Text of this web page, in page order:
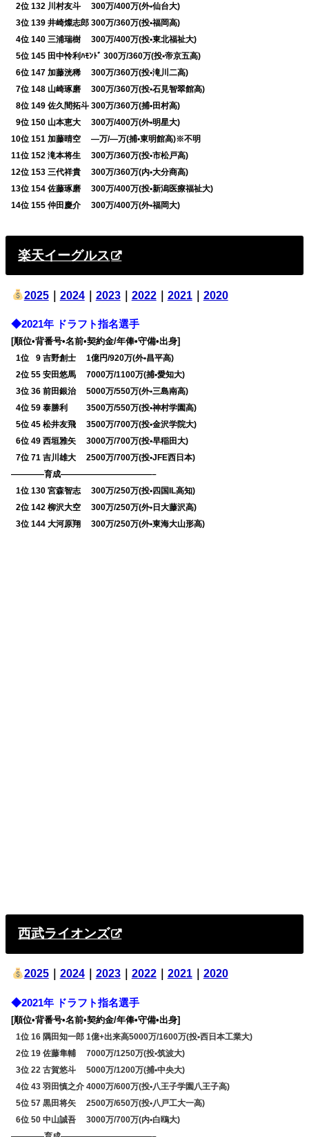
02位 132 川村友斗 300万/400万(外•仙台大)
03位 139 井崎燦志郎 300万/360万(投•福岡高)
04位 140 三浦瑞樹 300万/400万(投•東北福祉大)
05位 145 田中怜利ﾊﾓﾝﾄﾞ 300万/360万(投•帝京五高)
06位 147 加藤洸稀 300万/360万(投•滝川二高)
07位 148 山崎琢磨 300万/360万(投•石見智翠館高)
08位 149 佐久間拓斗 300万/360万(捕•田村高)
09位 150 山本恵大 300万/400万(外•明星大)
10位 151 加藤晴空 —万/—万(捕•東明館高)※不明
11位 152 滝本将生 300万/360万(投•市松戸高)
12位 153 三代祥貴 300万/360万(内•大分商高)
13位 154 佐藤琢磨 300万/400万(投•新潟医療福祉大)
14位 155 仲田慶介 300万/400万(外•福岡大)
楽天イーグルス
2025｜ 2024｜ 2023｜ 2022｜ 2021｜ 2020
◆2021年 ドラフト指名選手
[順位•背番号•名前•契約金/年俸•守備•出身]
01位 09 吉野創士 1億円/920万(外•昌平高)
02位 55 安田悠馬 7000万/1100万(捕•愛知大)
03位 36 前田銀治 5000万/550万(外•三島南高)
04位 59 泰勝利 3500万/550万(投•神村学園高)
05位 45 松井友飛 3500万/700万(投•金沢学院大)
06位 49 西垣雅矢 3000万/700万(投•早稲田大)
07位 71 吉川雄大 2500万/700万(投•JFE西日本)
————育成———————————–
01位 130 宮森智志 300万/250万(投•四国IL高知)
02位 142 柳沢大空 300万/250万(外•日大藤沢高)
03位 144 大河原翔 300万/250万(外•東海大山形高)
西武ライオンズ
2025｜ 2024｜ 2023｜ 2022｜ 2021｜ 2020
◆2021年 ドラフト指名選手
[順位•背番号•名前•契約金/年俸•守備•出身]
01位 16 隅田知一郎 1億+出来高5000万/1600万(投•西日本工業大)
02位 19 佐藤隼輔 7000万/1250万(投•筑波大)
03位 22 古賀悠斗 5000万/1200万(捕•中央大)
04位 43 羽田慎之介 4000万/600万(投•八王子学園八王子高)
05位 57 黒田将矢 2500万/650万(投•八戸工大一高)
06位 50 中山誠吾 3000万/700万(内•白鴎大)